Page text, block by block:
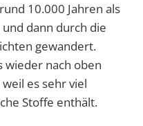
10.000 Jahren als
dann durch die
gewandert.
wieder nach oben
es sehr viel
Stoffe enthält.